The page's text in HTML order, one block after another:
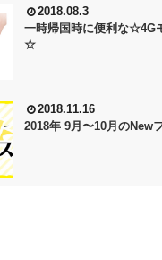
2018.08.3
一時帰国時に便利な☆4G
☆
2018.11.16
2018年 9月〜10月のNew